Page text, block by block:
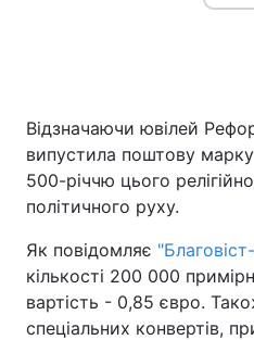
Відзначаючи ювілей
випустила поштову
500-річчю цього
політичного руху.
Як повідомляє
кількості 200 000
вартість - 0,85 євро.
спеціальних конвертів,